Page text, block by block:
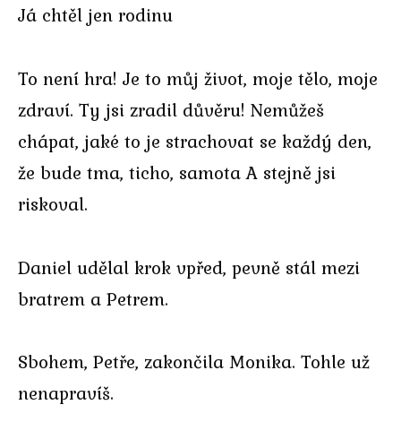
Já chtěl jen rodinu
To není hra! Je to můj život, moje tělo, moje
zdraví. Ty jsi zradil důvěru! Nemůžeš
chápat, jaké to je strachovat se každý den,
že bude tma, ticho, samota A stejně jsi
riskoval.
Daniel udělal krok vpřed, pevně stál mezi
bratrem a Petrem.
Sbohem, Petře, zakončila Monika. Tohle už
nenapravíš.